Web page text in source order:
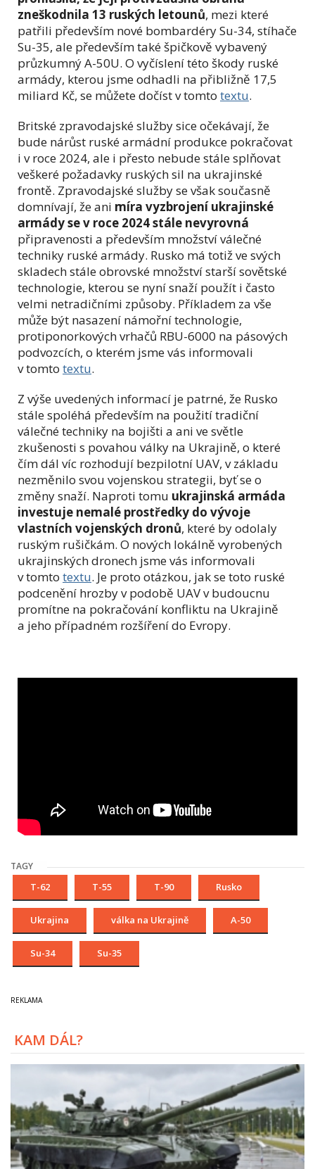
zneškodnila 13 ruských letounů, mezi které
patřili především nové bombardéry Su-34, stíhače
Su-35, ale především také špičkově vybavený
průzkumný A-50U. O vyčíslení této škody ruské
armády, kterou jsme odhadli na přibližně 17,5
miliard Kč, se můžete dočíst v tomto textu.
Britské zpravodajské služby sice očekávají, že
bude nárůst ruské armádní produkce pokračovat
i v roce 2024, ale i přesto nebude stále splňovat
veškeré požadavky ruských sil na ukrajinské
frontě. Zpravodajské služby se však současně
domnívají, že ani míra vyzbrojení ukrajinské
armády se v roce 2024 stále nevyrovná
připravenosti a především množství válečné
techniky ruské armády. Rusko má totiž ve svých
skladech stále obrovské množství starší sovětské
technologie, kterou se nyní snaží použít i často
velmi netradičními způsoby. Příkladem za vše
může být nasazení námořní technologie,
protiponorkových vrhačů RBU-6000 na pásových
podvozcích, o kterém jsme vás informovali
v tomto textu.
Z výše uvedených informací je patrné, že Rusko
stále spoléhá především na použití tradiční
válečné techniky na bojišti a ani ve světle
zkušenosti s povahou války na Ukrajině, o které
čím dál víc rozhodují bezpilotní UAV, v základu
nezměnilo svou vojenskou strategii, byť se o
změny snaží. Naproti tomu ukrajinská armáda
investuje nemalé prostředky do vývoje
vlastních vojenských dronů, které by odolaly
ruským rušičkám. O nových lokálně vyrobených
ukrajinských dronech jsme vás informovali
v tomto textu. Je proto otázkou, jak se toto ruské
podcenění hrozby v podobě UAV v budoucnu
promítne na pokračování konfliktu na Ukrajině
a jeho případném rozšíření do Evropy.
TAGY
T-62 T-55 T-90 Rusko
Ukrajina válka na Ukrajině A-50
Su-34 Su-35
KAM DÁL?